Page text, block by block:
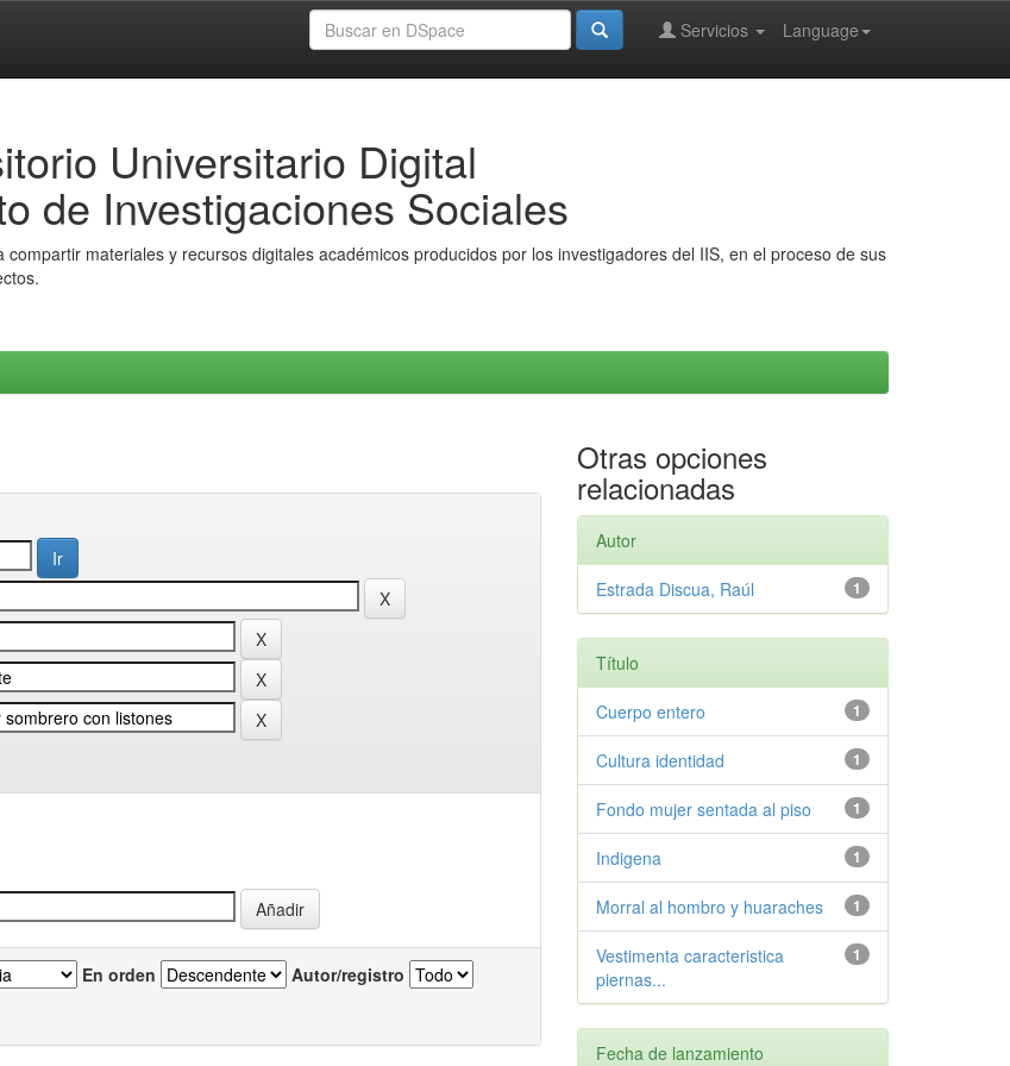
Language
Servicios
Universitario Digital
de Investigaciones Sociales
compartir materiales y recursos digitales académicos producidos por los investigadores del IIS, en el proceso de sus
En orden Autor/registro
Otras opciones
relacionadas
Autor
1
Estrada Discua, Raúl
Título
1
Cuerpo entero
1
Cultura identidad
1
Fondo mujer sentada al piso
1
Indigena
1
Morral al hombro y huaraches
1
Vestimenta caracteristica
piernas...
Fecha de lanzamiento